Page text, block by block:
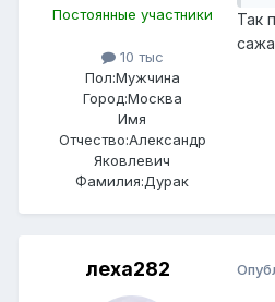
Постоянные участники
10 тыс
Пол:Мужчина
Город:Москва
Имя
Отчество:Александр
Яковлевич
Фамилия:Дурак
Так
леха282